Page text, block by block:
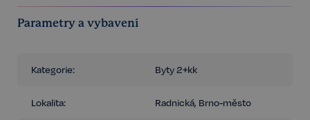
K dispozici máte komoru (úložný prostor) a k bytu náleží sklep.
Měsíční nájem je 25 000 Kč + 4 000 Kč za energie, služby a Internet.
Provize je 1x nájem + 21% DPH.
Parametry a vybavení
Kategorie: Byty 2+kk
Lokalita: Radnická, Brno-město